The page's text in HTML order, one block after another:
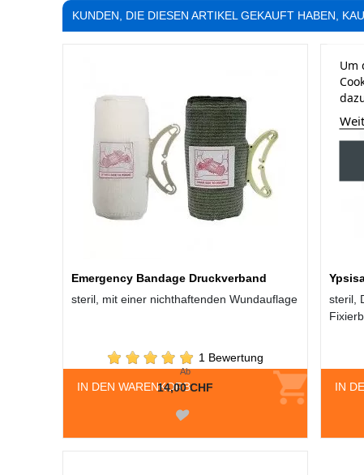
KUNDEN, DIE DIESEN ARTIKEL GEKAUFT HABEN,
Emergency Bandage Druckverband
steril, mit einer nichthaftenden Wundauflage
IN DEN WARENKORB
Ab
14,00 CHF
1 Bewertung
steril,
IN
Um